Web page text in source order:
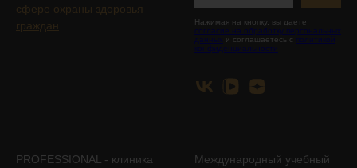
сфере охраны здоровья
граждан
Нажимая на кнопку, вы даете
согласие на обработку персональных
данных и соглашаетесь с политикой
конфиденциальности
PROFESSIONAL - клиника
Международный учебный